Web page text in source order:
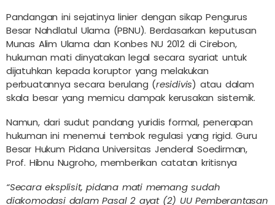
Pandangan ini sejatinya linier dengan sikap Pengurus
Besar Nahdlatul Ulama (PBNU). Berdasarkan keputusan
Munas Alim Ulama dan Konbes NU 2012 di Cirebon,
hukuman mati dinyatakan legal secara syariat untuk
dijatuhkan kepada koruptor yang melakukan
perbuatannya secara berulang (residivis) atau dalam
skala besar yang memicu dampak kerusakan sistemik.
Namun, dari sudut pandang yuridis formal, penerapan
hukuman ini menemui tembok regulasi yang rigid. Guru
Besar Hukum Pidana Universitas Jenderal Soedirman,
Prof. Hibnu Nugroho, memberikan catatan kritisnya
“Secara eksplisit, pidana mati memang sudah
diakomodasi dalam Pasal 2 ayat (2) UU Pemberantasan